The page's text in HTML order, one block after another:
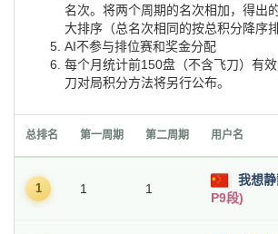
名次。将两个周期的名次相加，得出
大排序（总名次相同的按总积分降序
AI不参与排位赛和奖金分配
每个月统计前150盘（不含飞刀）有
刀对局积分方法将另行公布。
总排名 第一周期 第二周期 用户名
1 1 1
我想
P9段)